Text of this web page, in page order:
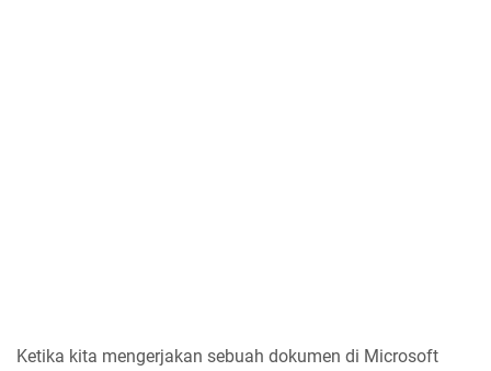
Ketika kita mengerjakan sebuah dokumen di Microsoft